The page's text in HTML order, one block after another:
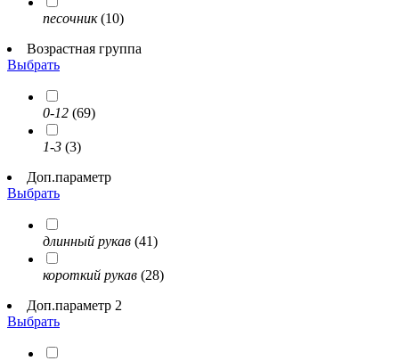
песочник(10)
Возрастная группа
Выбрать
0-12 (69)
1-3 (3)
Доп.параметр
Выбрать
длинный рукав (41)
короткий рукав (28)
Доп.параметр 2
Выбрать